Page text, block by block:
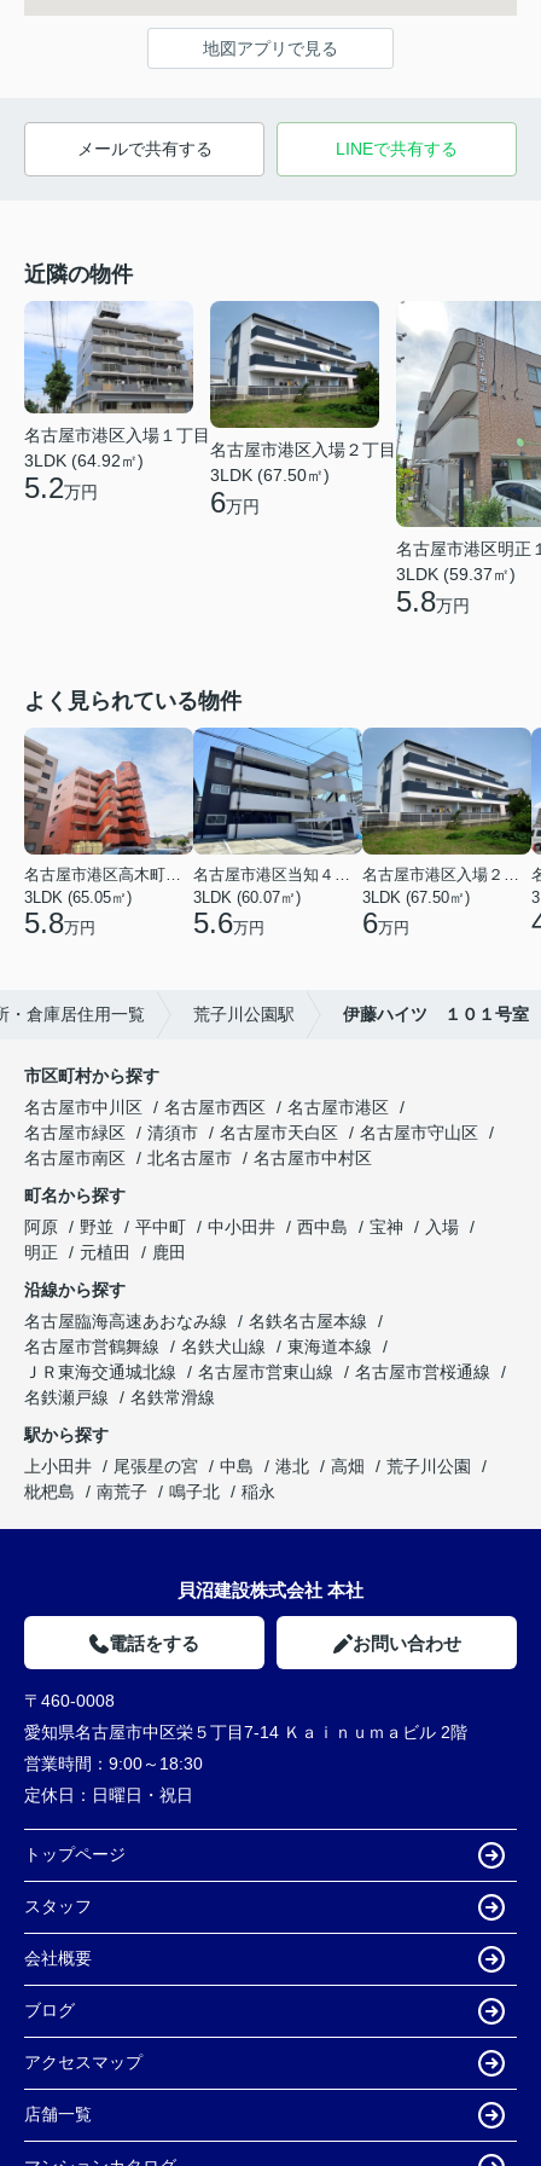
地図アプリで見る
メールで共有する LINEで共有する
近隣の物件
名古屋市港区入場１丁目
3LDK (64.92㎡)
5.2万円
名古屋市港区入場２丁目
3LDK (67.50㎡)
6万円
名古屋市港区明正
3LDK (59.37㎡)
5.8万円
よく見られている物件
3LDK (65.05㎡)
5.8万円
3LDK (60.07㎡)
5.6万円
3LDK (67.50㎡)
6万円
・倉庫居住用一覧 荒子川公園駅 伊藤ハイツ １０１号室
市区町村から探す
名古屋市中川区
名古屋市西区
名古屋市港区
名古屋市緑区
清須市 名古屋市天白区
名古屋市守山区
名古屋市南区
北名古屋市
名古屋市中村区
町名から探す
阿原
野並 平中町 中小田井 西中島 宝神
入場
明正
元植田
鹿田
沿線から探す
名古屋臨海高速あおなみ線
名鉄名古屋本線
名古屋市営鶴舞線
名鉄犬山線
東海道本線
ＪＲ東海交通城北線
名古屋市営東山線
名古屋市営桜通線
名鉄瀬戸線
名鉄常滑線
駅から探す
上小田井
尾張星の宮 中島 港北 高畑
荒子川公園
枇杷島
南荒子 鳴子北 稲永
貝沼建設株式会社 本社
電話をする お問い合わせ
〒460-0008
愛知県名古屋市中区栄５丁目7-14 Ｋａｉｎｕｍａビル 2階
営業時間： 9:00～18:30
定休日： 日曜日・祝日
トップページ
スタッフ
会社概要
ブログ
アクセスマップ
店舗一覧